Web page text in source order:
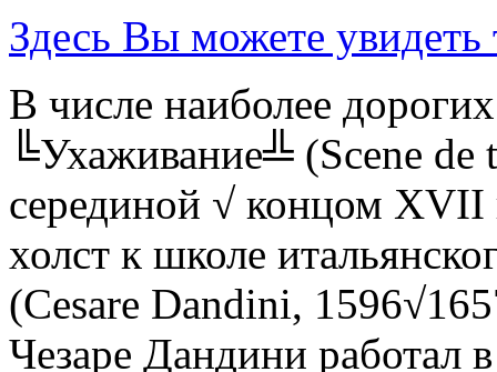
Здесь Вы можете увидеть
В числе наиболее
╚Ухаживание╩ (Scene de
серединой √ концом XVII
холст к школе
(Cesare Dandini,
Чезаре Дандини работал